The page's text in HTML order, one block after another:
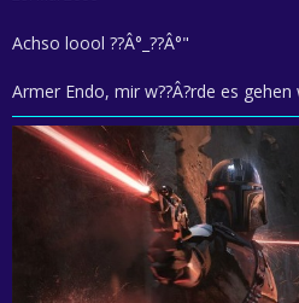
Achso loool ??Â°_??Â°"
Armer Endo, mir w??Â?rde es